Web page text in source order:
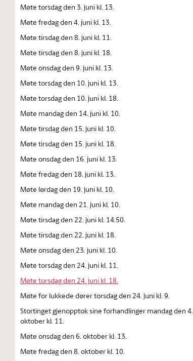
Møte torsdag den 3. juni kl. 13.
Møte fredag den 4. juni kl. 13.
Møte tirsdag den 8. juni kl. 11.
Møte tirsdag den 8. juni kl. 18.
Møte onsdag den 9. juni kl. 13.
Møte torsdag den 10. juni kl. 13.
Møte torsdag den 10. juni kl. 18.
Møte mandag den 14. juni kl. 10.
Møte tirsdag den 15. juni kl. 10.
Møte tirsdag den 15. juni kl. 18.
Møte onsdag den 16. juni kl. 13.
Møte fredag den 18. juni kl. 13.
Møte lørdag den 19. juni kl. 10.
Møte mandag den 21. juni kl. 10.
Møte tirsdag den 22. juni kl. 14.50.
Møte tirsdag den 22. juni kl. 18.
Møte onsdag den 23. juni kl. 10.
Møte torsdag den 24. juni kl. 11.
Møte torsdag den 24. juni kl. 18.
Møte for lukkede dører torsdag den 24. juni kl. 9.
Stortinget gjenopptok sine forhandlinger mandag den 4.
oktober kl. 11.
Møte onsdag den 6. oktober kl. 13.
Møte fredag den 8. oktober kl. 10.